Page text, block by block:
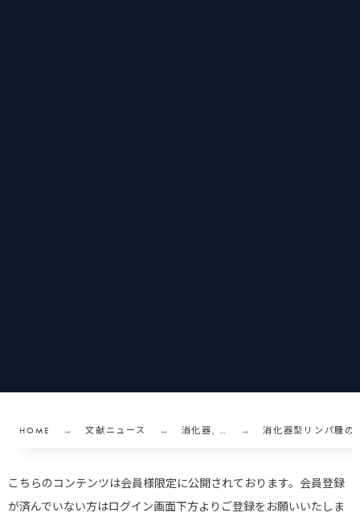
HOME 文献ニュース 消化器, … 消化器型リンパ腫の
こちらのコンテンツは会員様限定に公開されております。会員登録
が済んでいない方はログイン画面下方よりご登録をお願いいたしま